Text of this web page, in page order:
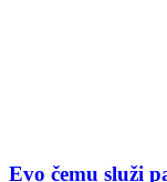
Evo čemu služi